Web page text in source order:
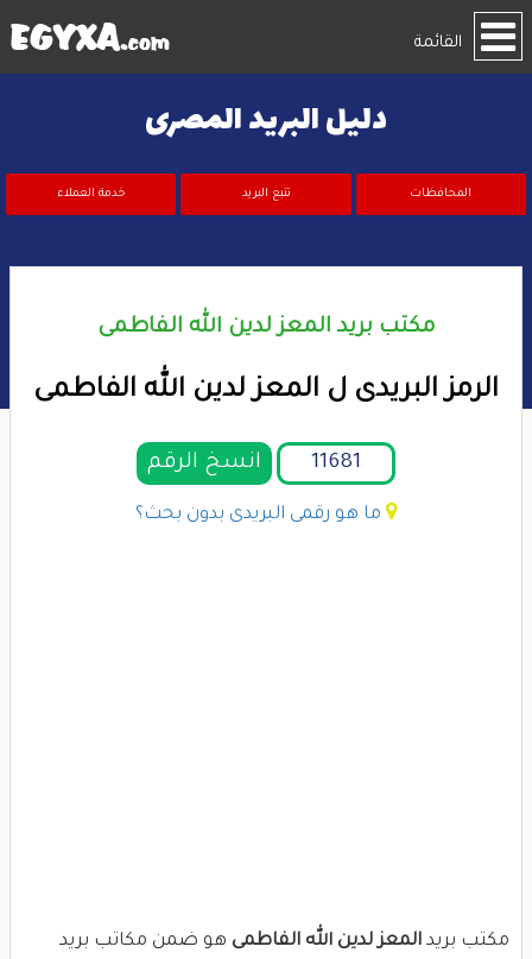
القائمة
دليل البريد المصرى
المحافظات تتبع البريد خدمة العملاء
مكتب بريد المعز لدين الله الفاطمى
الرمز البريدى ل المعز لدين الله الفاطمى
انسخ الرقم
ما هو رقمى البريدى بدون بحث؟
مكتب بريد المعز لدين الله الفاطمى هو ضمن مكاتب بريد